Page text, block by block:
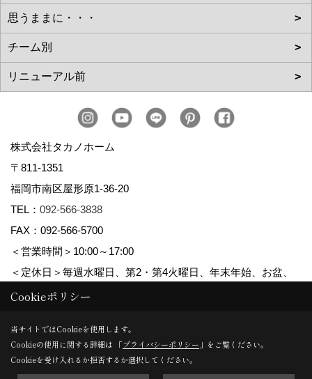
株式会社タカノホーム
〒811-1351
福岡市南区屋形原1-36-20
TEL： 092-566-3838
FAX：092-566-5700
＜営業時間＞10:00～17:00
＜定休日＞毎週水曜日、第2・第4火曜日、年末年始、お盆、
ゴールデンウィーク、夏季休暇
Copyright (c) TAKANO CONSTRUCTION CO.,LTD. All Rights Reserved.
Cookieポリシー
当サイトではCookieを使用します。
Cookieの使用に関する詳細は 「プライバシーポリシー 」をご覧ください。
Cookieを受け入れるか拒否するか選択してください。